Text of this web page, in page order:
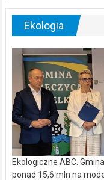
Ekologia
Ekologiczne ABC.
ponad 15,6 mln na